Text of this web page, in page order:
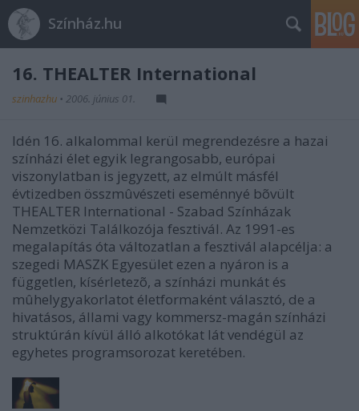
Színház.hu
16. THEALTER International
szinhazhu • 2006. június 01.
Idén 16. alkalommal kerül megrendezésre a hazai
színházi élet egyik legrangosabb, európai
viszonylatban is jegyzett, az elmúlt másfél
évtizedben összmûvészeti eseménnyé bõvült
THEALTER International - Szabad Színházak
Nemzetközi Találkozója fesztivál. Az 1991-es
megalapítás óta változatlan a fesztivál alapcélja: a
szegedi MASZK Egyesület ezen a nyáron is a
független, kísérletezõ, a színházi munkát és
mûhelygyakorlatot életformaként választó, de a
hivatásos, állami vagy kommersz-magán színházi
struktúrán kívül álló alkotókat lát vendégül az
egyhetes programsorozat keretében.